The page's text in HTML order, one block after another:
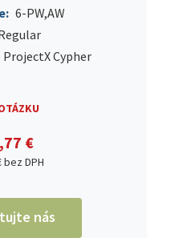
6-PW,AW
Cypher
€
bez DPH
nás